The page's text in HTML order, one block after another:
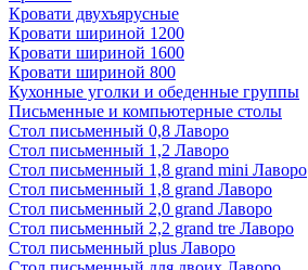
Кровати двухъярусные
Кровати шириной 1200
Кровати шириной 1600
Кровати шириной 800
Кухонные уголки и обеденные группы
Письменные и компьютерные столы
Стол письменный 0,8 Лаворо
Стол письменный 1,2 Лаворо
Стол письменный 1,8 grand mini Лаворо
Стол письменный 1,8 grand Лаворо
Стол письменный 2,0 grand Лаворо
Стол письменный 2,2 grand tre Лаворо
Стол письменный plus Лаворо